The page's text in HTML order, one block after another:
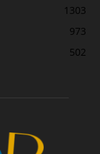
1303
973
502